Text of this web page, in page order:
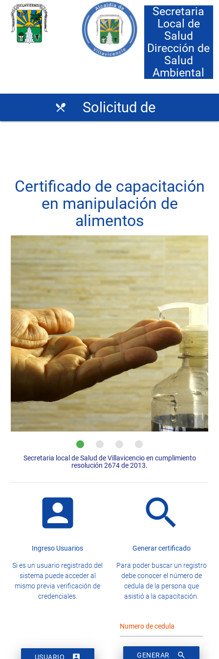
Secretaria
Local de
Salud
Dirección de
Salud
Ambiental
restaurant_menu
Solicitud de
Certificado de capacitación
en manipulación de
alimentos
Secretaria local de Salud de Villavicencio en cumplimiento
resolución 2674 de 2013.
account_box
Ingreso Usuarios
Si es un usuario registrado del
sistema puede acceder al
mismo previa verificación de
credenciales.
USUARIO account_box
search
Generar certificado
Para poder buscar un registro
debe conocer el número de
cedula de la persona que
asistió a la capacitación.
Numero de cedula
GENERAR search